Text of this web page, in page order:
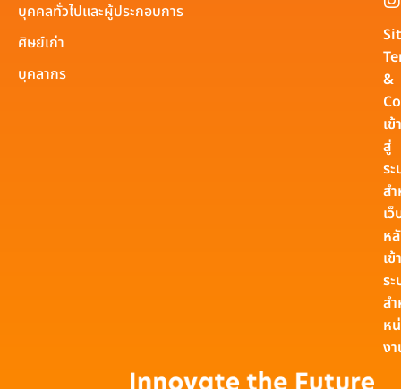
บุคคลทั่วไปและผู้ประกอบการ
ศิษย์เก่า
บุคลากร
&
เข้า
สู่
ร
ส
เ
ห
เข้
ร
ส
ห
ง